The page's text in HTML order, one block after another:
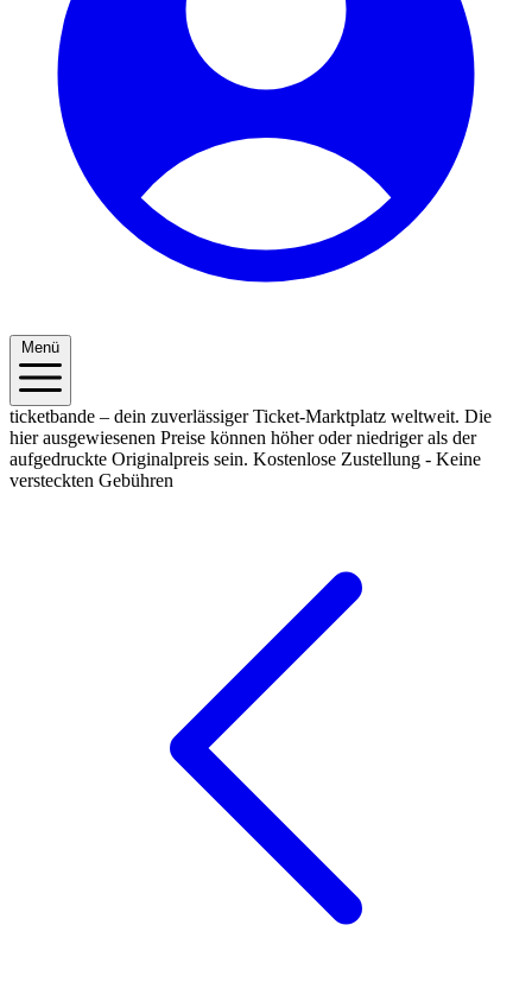
Menü
ticketbande – dein zuverlässiger Ticket-Marktplatz weltweit. Die
hier ausgewiesenen Preise können höher oder niedriger als der
aufgedruckte Originalpreis sein. Kostenlose Zustellung - Keine
versteckten Gebühren